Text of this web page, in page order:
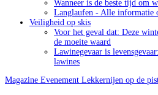
Wanneer is de beste tijd om
Langlaufen - Alle informatie
Veiligheid op skis
Voor het geval dat: Deze
de moeite waard
Lawinegevaar is
lawines
Magazine Evenement Lekkernijen op de